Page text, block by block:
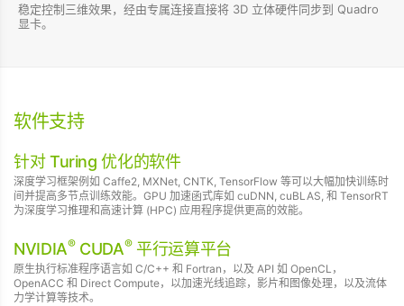
稳定控制三维效果，经由专属连接直接将 3D 立体硬件同步到 Quadro
显卡。
软件支持
针对 Turing 优化的软件
深度学习框架例如 Caffe2, MXNet, CNTK, TensorFlow 等可以大幅加快训练时
间并提高多节点训练效能。GPU 加速函式库如 cuDNN, cuBLAS, 和 TensorRT
为深度学习推理和高速计算 (HPC) 应用程序提供更高的效能。
NVIDIA®CUDA®平行运算平台
原生执行标准程序语言如 C/C++ 和 Fortran，以及 API 如 OpenCL，
OpenACC 和 Direct Compute，以加速光线追踪，影片和图像处理，以及流体
力学计算等技术。